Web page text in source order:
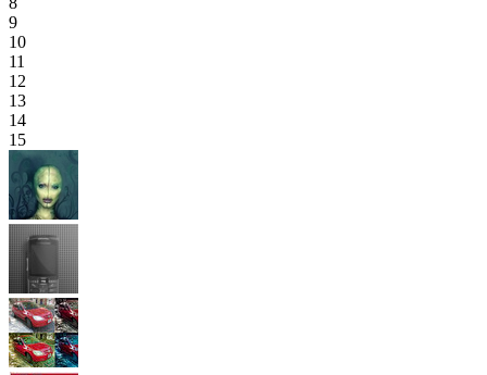
9
10
11
12
13
14
15